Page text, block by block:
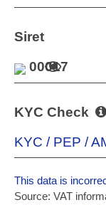
Siret
00017
KYC Check
KYC / PEP /
This data is
Source: VAT